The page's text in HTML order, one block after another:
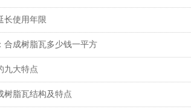
长使用年限
合成树脂瓦多少钱一平方
九大特点
树脂瓦结构及特点